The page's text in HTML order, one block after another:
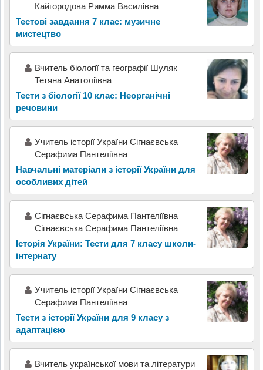
Кайгородова Римма Василівна
Тестові завдання 7 клас: музичне
мистецтво
Вчитель біології та географії Шуляк
Тетяна Анатоліївна
Тести з біології 10 клас: Неорганічні
речовини
Учитель історії України Сігнаєвська
Серафима Пантеліївна
Навчальні матеріали з історії України для
особливих дітей
Сігнаєвська Серафима Пантеліївна
Сігнаєвська Серафима Пантеліївна
Історія України: Тести для 7 класу школи-
інтернату
Учитель історії України Сігнаєвська
Серафима Пантеліївна
Тести з історії України для 9 класу з
адаптацією
Вчитель української мови та літератури